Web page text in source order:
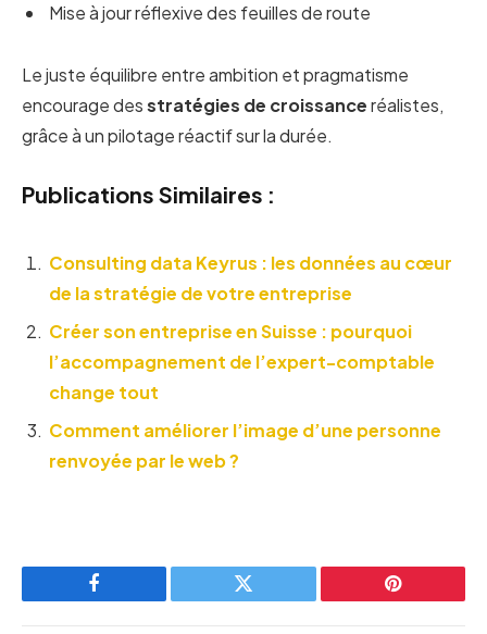
Mise à jour réflexive des feuilles de route
Le juste équilibre entre ambition et pragmatisme
encourage desstratégies de croissanceréalistes,
grâce à un pilotage réactif sur la durée.
Publications Similaires :
Consulting data Keyrus : les données au cœur
de la stratégie de votre entreprise
Créer son entreprise en Suisse : pourquoi
l’accompagnement de l’expert-comptable
change tout
Comment améliorer l’image d’une personne
renvoyée par le web ?
Facebook Twitter Pinterest